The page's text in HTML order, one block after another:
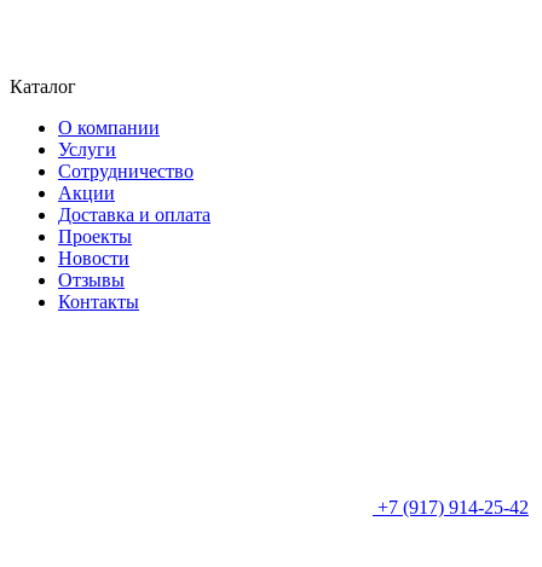
Каталог
О компании
Услуги
Сотрудничество
Акции
Доставка и оплата
Проекты
Новости
Отзывы
Контакты
+7 (917) 914-25-42